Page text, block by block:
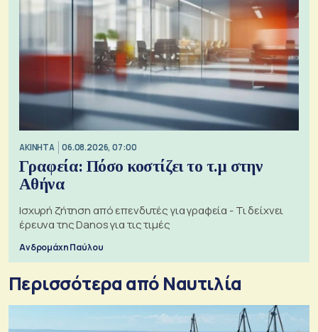
ΑΚΙΝΗΤΑ 06.08.2026, 07:00
Γραφεία: Πόσο κοστίζει το τ.μ στην
Αθήνα
Ισχυρή ζήτηση από επενδυτές για γραφεία - Τι δείχνει
έρευνα της Danos για τις τιμές
Ανδρομάχη Παύλου
Περισσότερα από Ναυτιλία